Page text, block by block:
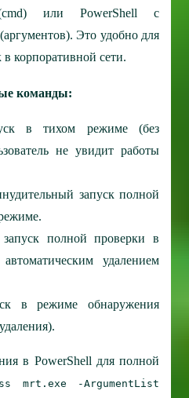
или PowerShell с
Это удобно для
корпоративной сети.
команды:
в тихом режиме (без
не увидит работы
запуск полной
полной проверки в
удалением
в режиме обнаружения
в PowerShell для полной
mrt.exe -ArgumentList